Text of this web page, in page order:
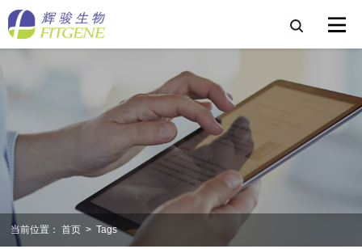
当前位置： 首页 > Tags